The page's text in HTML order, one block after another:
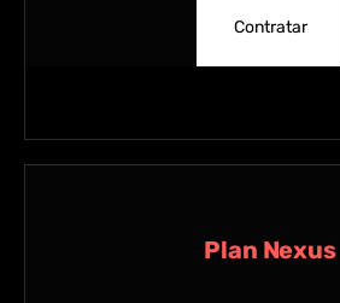
Contratar
Plan Nexus